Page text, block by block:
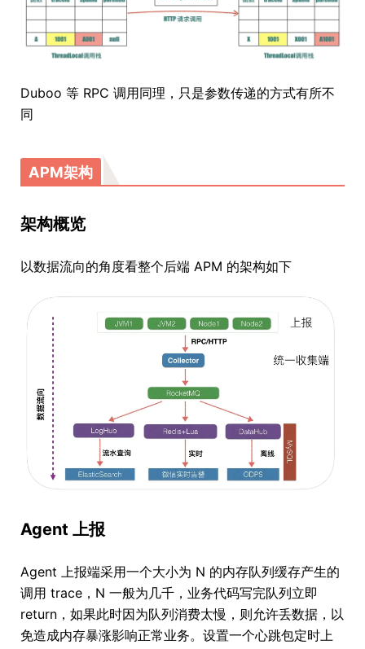
Duboo 等 RPC 调用同理，只是参数传递的方式有所不
同
APM架构
架构概览
以数据流向的角度看整个后端 APM 的架构如下
Agent 上报
Agent 上报端采用一个大小为 N 的内存队列缓存产生的
调用 trace，N 一般为几千，业务代码写完队列立即
return，如果此时因为队列消费太慢，则允许丢数据，以
免造成内存暴涨影响正常业务。设置一个心跳包定时上